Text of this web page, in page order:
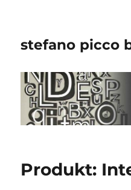
stefano picco
Produkt: